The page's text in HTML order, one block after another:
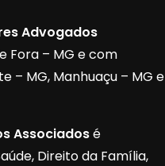
Advogados
Fora – MG e com
– MG, Manhuaçu – MG e
Associadosé
Direito da Família,